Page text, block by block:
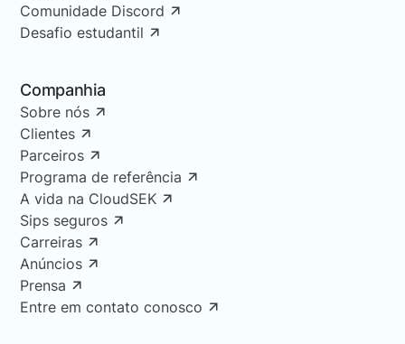
Comunidade Discord
Desafio estudantil
Companhia
Sobre nós
Clientes
Parceiros
Programa de referência
A vida na CloudSEK
Sips seguros
Carreiras
Anúncios
Prensa
Entre em contato conosco